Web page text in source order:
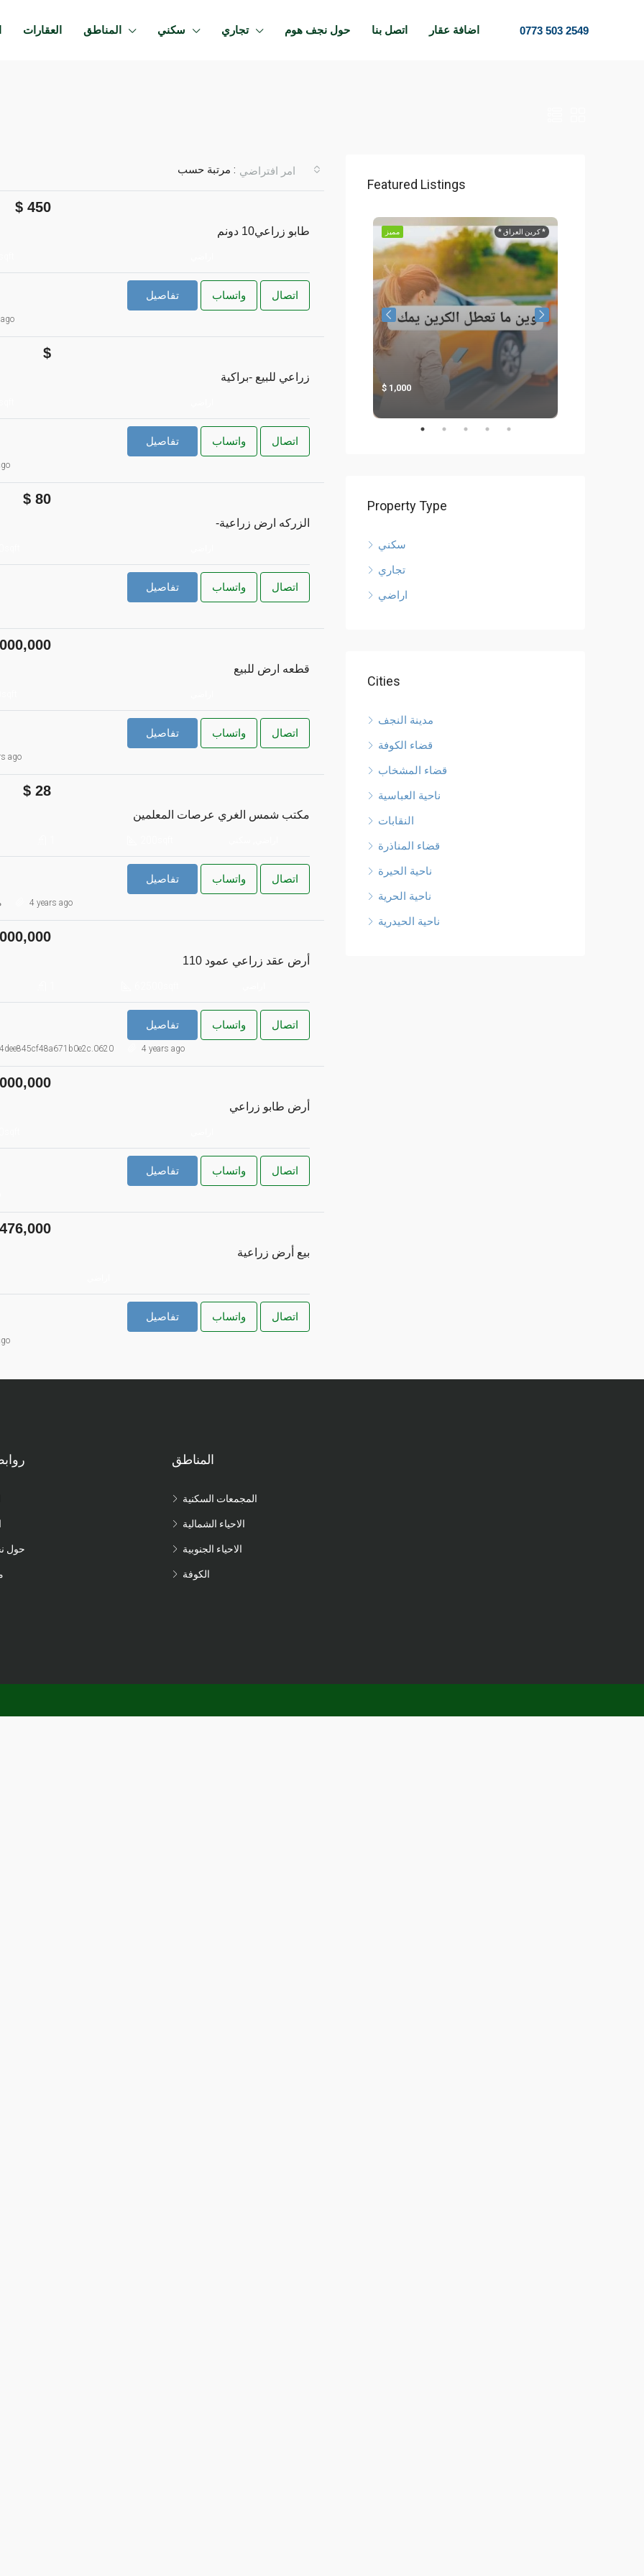
العقارات المناطق سكني تجاري حول نجف هوم اتصل بنا اضافة عقار 0773 503 2549
مرتبة حسب : امر افتراضي
طابو زراعي10 دونم
450
تفاصيل واتساب اتصال
زراعي للبيع -براكية
تفاصيل واتساب اتصال
-الزركه ارض زراعية
80
تفاصيل واتساب اتصال
قطعه ارض للبيع
تفاصيل واتساب اتصال
ago
مكتب شمس الغري عرصات المعلمين
28
تفاصيل واتساب اتصال
4 years ago
أرض عقد زراعي عمود 110
تفاصيل واتساب اتصال
4 years ago
أرض طابو زراعي
تفاصيل واتساب اتصال
بيع أرض زراعية
476,000
تفاصيل واتساب اتصال
Featured Listings
حجز وحده سكنيه * كرين العراق * مميز
1,000
Property Type
سكني
تجاري
اراضي
Cities
مدينة النجف
قضاء الكوفة
قضاء المشخاب
ناحية العباسية
النقابات
قضاء المناذرة
ناحية الحيرة
ناحية الحرية
ناحية الحيدرية
حول
المناطق
المجمعات السكنية
الاحياء الشمالية
الاحياء الجنوبية
الكوفة